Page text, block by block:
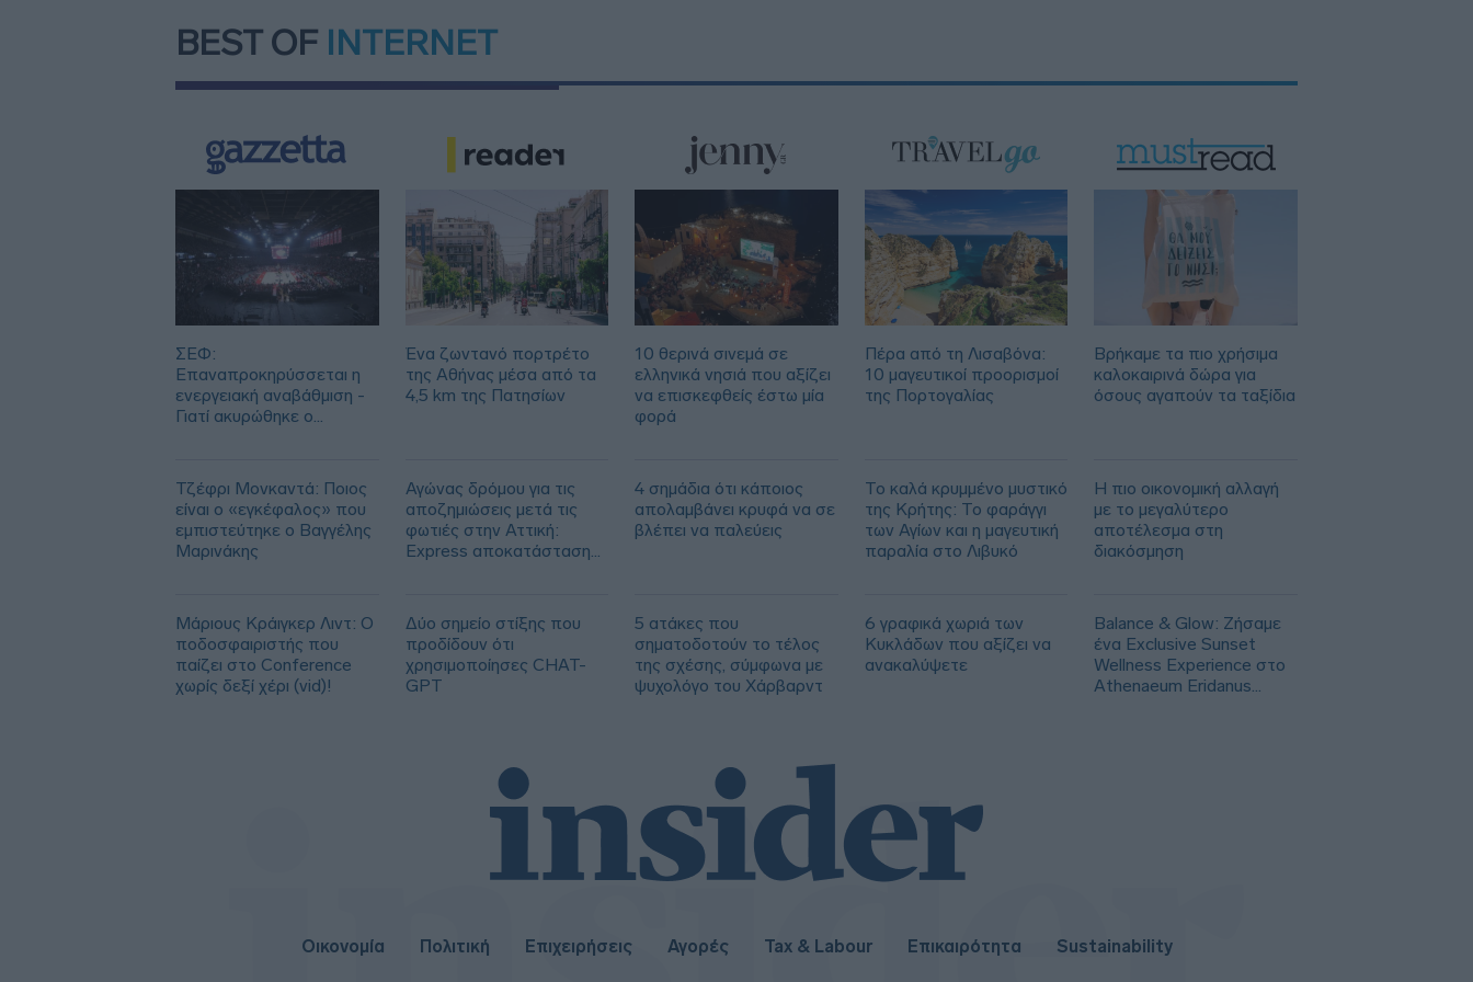
BEST OF INTERNET
ΣΕΦ:
Επαναπροκηρύσσεται η
ενεργειακή αναβάθμιση -
Γιατί ακυρώθηκε ο
Τζέφρι Μονκαντά: Ποιος
είναι ο «εγκέφαλος» που
εμπιστεύτηκε ο Βαγγέλης
Μαρινάκης
Μάριους Κράιγκερ Λιντ: Ο
ποδοσφαιριστής που
παίζει στο Conference
χωρίς δεξί χέρι (vid)!
Ένα ζωντανό πορτρέτο
της Αθήνας μέσα από τα
4,5 km της Πατησίων
Αγώνας δρόμου για τις
αποζημιώσεις μετά τις
φωτιές στην Αττική:
Express αποκατάσταση
Δύο σημείο στίξης που
προδίδουν ότι
χρησιμοποίησες CHAT-
GPT
10 θερινά σινεμά σε
ελληνικά νησιά που αξίζει
να επισκεφθείς έστω μία
φορά
4 σημάδια ότι κάποιος
απολαμβάνει κρυφά να σε
βλέπει να παλεύεις
5 ατάκες που
σηματοδοτούν το τέλος
της σχέσης, σύμφωνα με
ψυχολόγο του Χάρβαρντ
Πέρα από τη Λισαβόνα:
10 μαγευτικοί προορισμοί
της Πορτογαλίας
Το καλά κρυμμένο μυστικό
της Κρήτης: Το φαράγγι
των Αγίων και η μαγευτική
παραλία στο Λιβυκό
6 γραφικά χωριά των
Κυκλάδων που αξίζει να
ανακαλύψετε
Βρήκαμε τα πιο χρήσιμα
καλοκαιρινά δώρα για
όσους αγαπούν τα ταξίδια
Η πιο οικονομική αλλαγή
με το μεγαλύτερο
αποτέλεσμα στη
διακόσμηση
Balance & Glow: Ζήσαμε
ένα Exclusive Sunset
Wellness Experience στο
Athenaeum Eridanus
Οικονομία Πολιτική Επιχειρήσεις Αγορές Tax & Labour Επικαιρότητα Sustainability